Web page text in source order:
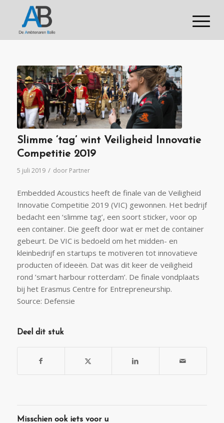
Slimme ‘tag’ wint Veiligheid Innovatie
Competitie 2019
5 juli 2019 / door Partner
Embedded Acoustics heeft de finale van de Veiligheid
Innovatie Competitie 2019 (VIC) gewonnen. Het bedrijf
bedacht een ‘slimme tag’, een soort sticker, voor op
een container. Die geeft door wat er met de container
gebeurt. De VIC is bedoeld om het midden- en
kleinbedrijf en startups te motiveren tot innovatieve
producten of ideeën. Dat was dit keer de veiligheid
rond ’smart harbour rotterdam’. De finale vondplaats
bij het Erasmus Centre for Entrepreneurship.
Source: Defensie
Deel dit stuk
Misschien ook iets voor u